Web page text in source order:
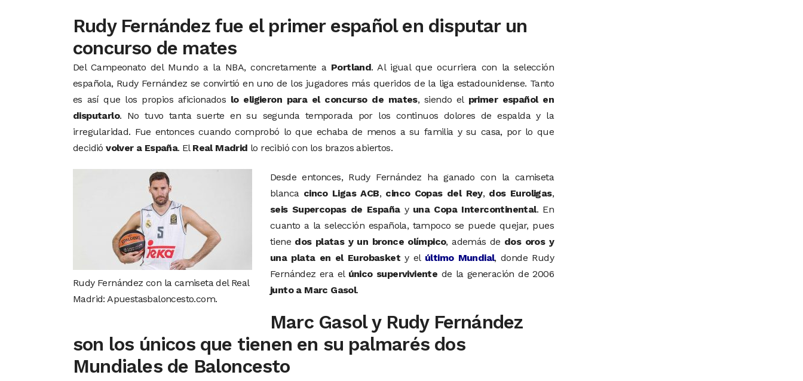
Rudy Fernández fue el primer español en disputar un
concurso de mates
Del Campeonato del Mundo a la NBA, concretamente a Portland. Al igual que ocurriera con la selección
española, Rudy Fernández se convirtió en uno de los jugadores más queridos de la liga estadounidense. Tanto
es así que los propios aficionados lo eligieron para el concurso de mates, siendo el primer español en
disputarlo. No tuvo tanta suerte en su segunda temporada por los continuos dolores de espalda y la
irregularidad. Fue entonces cuando comprobó lo que echaba de menos a su familia y su casa, por lo que
decidióvolver a España. El Real Madrid lo recibió con los brazos abiertos.
Rudy Fernández con la camiseta del Real
Madrid: Apuestasbaloncesto.com.
Desde entonces, Rudy Fernández ha ganado con la camiseta
blanca cinco Ligas ACB, cinco Copas del Rey, dos Euroligas,
seis Supercopas de Españay una Copa Intercontinental. En
cuanto a la selección española, tampoco se puede quejar, pues
tiene dos platas y un bronce olímpico, además de dos oros y
una plata en el Eurobaskety el último Mundial, donde Rudy
Fernández era el único superviviente de la generación de 2006
junto a Marc Gasol.
Marc Gasol y Rudy Fernández
son los únicos que tienen en su palmarés dos
Mundiales de Baloncesto